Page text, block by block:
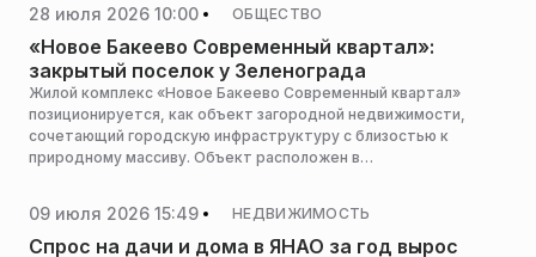
28 июля 2026 10:00 ОБЩЕСТВО
«Новое Бакеево Современный квартал»:
закрытый поселок у Зеленограда
Жилой комплекс «Новое Бакеево Современный квартал»
позиционируется, как объект загородной недвижимости,
сочетающий городскую инфраструктуру с близостью к
природному массиву. Объект расположен в
изолированности от городского шума.
09 июля 2026 15:49 НЕДВИЖИМОСТЬ
Спрос на дачи и дома в ЯНАО за год вырос